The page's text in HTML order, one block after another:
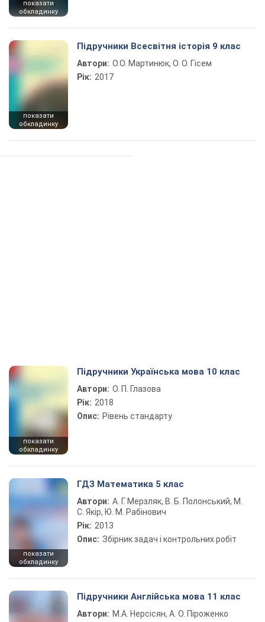
показати
обкладинку
показати
обкладинку
Підручники Всесвітня історія 9 клас
Автори: О.О. Мартинюк, О. О. Гісем
Рік: 2017
показати
обкладинку
Підручники Українська мова 10 клас
Автори: О. П. Глазова
Рік: 2018
Опис: Рівень стандарту
показати
обкладинку
ГДЗ Математика 5 клас
Автори: А. Г. Мерзляк, В. Б. Полонський, М.
С. Якір, Ю. М. Рабінович
Рік: 2013
Опис: Збірник задач і контрольних робіт
Підручники Англійська мова 11 клас
Автори: М.А. Нерсісян, А. О. Піроженко